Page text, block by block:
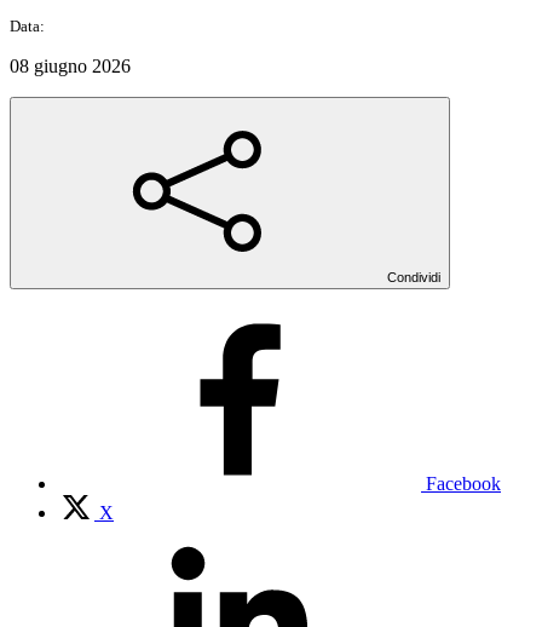
Data:
08 giugno 2026
Condividi
Facebook
X